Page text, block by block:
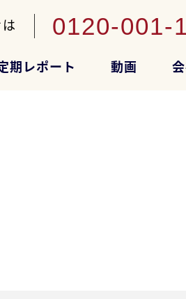
0120-001-
期レポート 動画